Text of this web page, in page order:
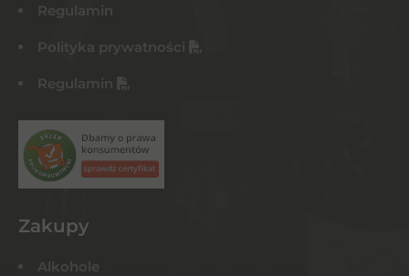
Regulamin
Polityka prywatności
Regulamin
Zakupy
Alkohole